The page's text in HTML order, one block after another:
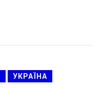
УКРАЇНА